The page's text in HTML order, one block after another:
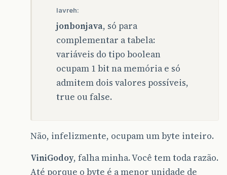
lavreh:
jonbonjava, só para
complementar a tabela:
variáveis do tipo boolean
ocupam 1 bit na memória e só
admitem dois valores possíveis,
true ou false.
Não, infelizmente, ocupam um byte inteiro.
ViniGodoy, falha minha. Você tem toda razão.
Até porque o byte é a menor unidade de